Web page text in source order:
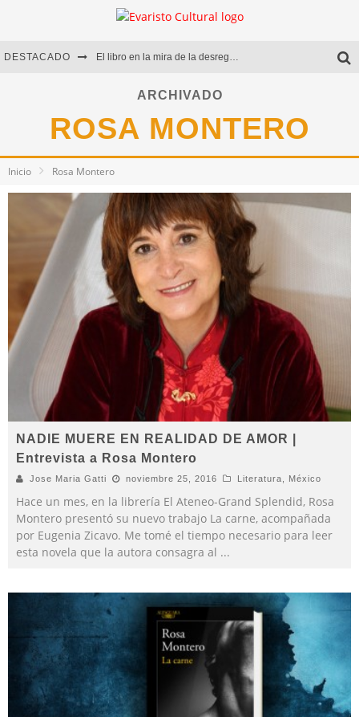
DESTACADO El libro en la mira de la desregulación
Marcelo Rubio | El llovedor
Diego Meret | Hotel Acapulco
Alejandra Correa | La nieve
ARCHIVADO
ROSA MONTERO
Inicio Rosa Montero
NADIE MUERE EN REALIDAD DE AMOR |
Entrevista a Rosa Montero
Jose Maria Gatti noviembre 25, 2016 Literatura México
Hace un mes, en la librería El Ateneo-Grand Splendid, Rosa
Montero presentó su nuevo trabajo La carne, acompañada
por Eugenia Zicavo. Me tomé el tiempo necesario para leer
esta novela que la autora consagra al ...